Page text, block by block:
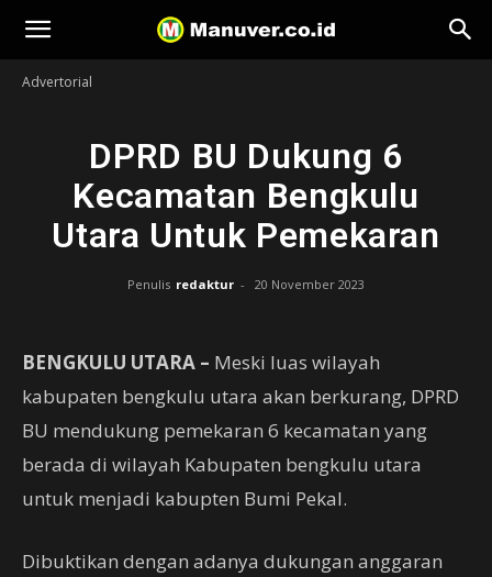
Manuver
Advertorial
DPRD BU Dukung 6
Kecamatan Bengkulu
Utara Untuk Pemekaran
Penulis redaktur - 20 November 2023
BENGKULU UTARA – Meski luas wilayah
kabupaten bengkulu utara akan berkurang, DPRD
BU mendukung pemekaran 6 kecamatan yang
berada di wilayah Kabupaten bengkulu utara
untuk menjadi kabupten Bumi Pekal.
Dibuktikan dengan adanya dukungan anggaran